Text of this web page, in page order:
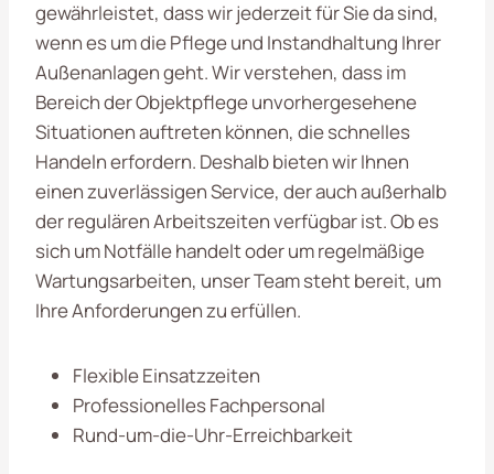
gewährleistet, dass wir jederzeit für Sie da sind,
wenn es um die Pflege und Instandhaltung Ihrer
Außenanlagen geht. Wir verstehen, dass im
Bereich der Objektpflege unvorhergesehene
Situationen auftreten können, die schnelles
Handeln erfordern. Deshalb bieten wir Ihnen
einen zuverlässigen Service, der auch außerhalb
der regulären Arbeitszeiten verfügbar ist. Ob es
sich um Notfälle handelt oder um regelmäßige
Wartungsarbeiten, unser Team steht bereit, um
Ihre Anforderungen zu erfüllen.
Flexible Einsatzzeiten
Professionelles Fachpersonal
Rund-um-die-Uhr-Erreichbarkeit